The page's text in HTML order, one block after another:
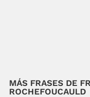
MÁS FRASES DE
ROCHEFOUCAULD